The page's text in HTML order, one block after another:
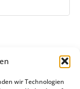
wir Technologien